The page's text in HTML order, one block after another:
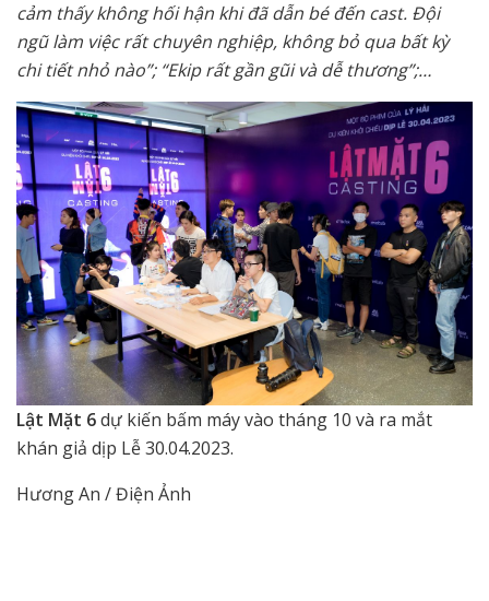
cảm thấy không hối hận khi đã dẫn bé đến cast. Đội
ngũ làm việc rất chuyên nghiệp, không bỏ qua bất kỳ
chi tiết nhỏ nào”; “Ekip rất gần gũi và dễ thương”;…
Lật Mặt 6dự kiến bấm máy vào tháng 10 và ra mắt
khán giả dịp Lễ 30.04.2023.
Hương An / Điện Ảnh